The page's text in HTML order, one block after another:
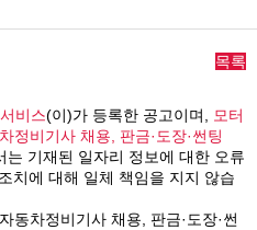
목록
비스(이)가 등록한 공고이며,
모터
정비기사 채용, 판금·도장·썬팅
는 기재된 일자리 정보에 대한 오류
치에 대해 일체 책임을 지지 않습
동차정비기사 채용, 판금·도장·썬